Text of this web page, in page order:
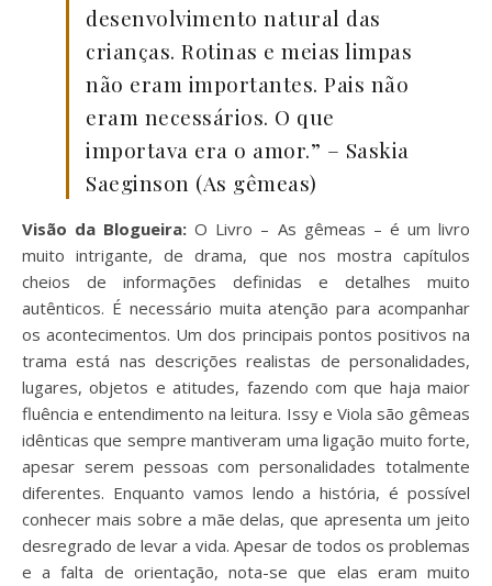
desenvolvimento natural das
crianças. Rotinas e meias limpas
não eram importantes. Pais não
eram necessários. O que
importava era o amor.” – Saskia
Saeginson (As gêmeas)
Visão da Blogueira:O Livro – As gêmeas – é um livro
muito intrigante, de drama, que nos mostra capítulos
cheios de informações definidas e detalhes muito
autênticos. É necessário muita atenção para acompanhar
os acontecimentos. Um dos principais pontos positivos na
trama está nas descrições realistas de personalidades,
lugares, objetos e atitudes, fazendo com que haja maior
fluência e entendimento na leitura. Issy e Viola são gêmeas
idênticas que sempre mantiveram uma ligação muito forte,
apesar serem pessoas com personalidades totalmente
diferentes. Enquanto vamos lendo a história, é possível
conhecer mais sobre a mãe delas, que apresenta um jeito
desregrado de levar a vida. Apesar de todos os problemas
e a falta de orientação, nota-se que elas eram muito